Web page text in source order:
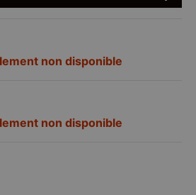
non disponible
non disponible